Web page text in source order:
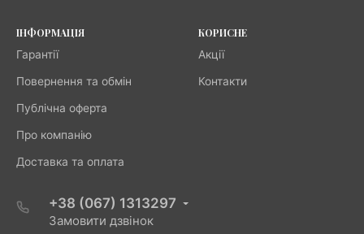
ІНФОРМАЦІЯ
Гарантії
Повернення та обмін
Публічна оферта
Про компанію
Доставка та оплата
КОРИСНЕ
Акції
Контакти
+38 (067) 1313297
Замовити дзвінок